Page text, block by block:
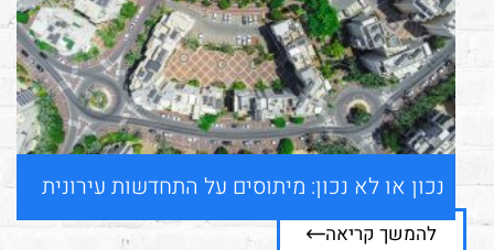
נכון או לא נכון: מיתוסים על התחדשות עירונית
להמשך קריאה